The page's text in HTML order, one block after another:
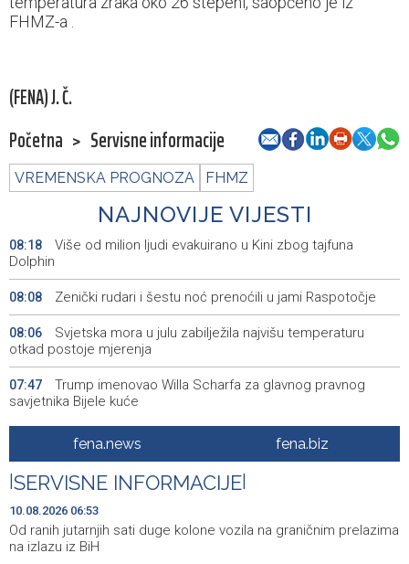
FHMZ-a .
(FENA) J. Č.
Početna > Servisne informacije
VREMENSKA PROGNOZA FHMZ
NAJNOVIJE VIJESTI
08:18
Više od milion ljudi evakuirano u Kini zbog tajfuna
Dolphin
08:08 Zenički rudari i šestu noć prenoćili u jami Raspotočje
08:06
Svjetska mora u julu zabilježila najvišu temperaturu
otkad postoje mjerenja
07:47
Trump imenovao Willa Scharfa za glavnog pravnog
savjetnika Bijele kuće
Ekstremne vrućine i suša već koštaju evropsku
ekonomiju stotine milijardi eura
07:40
Danas u Sarajevu akcija darivanja krvi - Daruj krv, budi
opet njihov heroj
06:53 Najave događaja za 10. 8. 2026. godine (ponedjeljak)
fena.news fena.biz
SERVISNE INFORMACIJE
10.08.2026 06:53
Od ranih jutarnjih sati duge kolone vozila na graničnim prelazima
na izlazu iz BiH